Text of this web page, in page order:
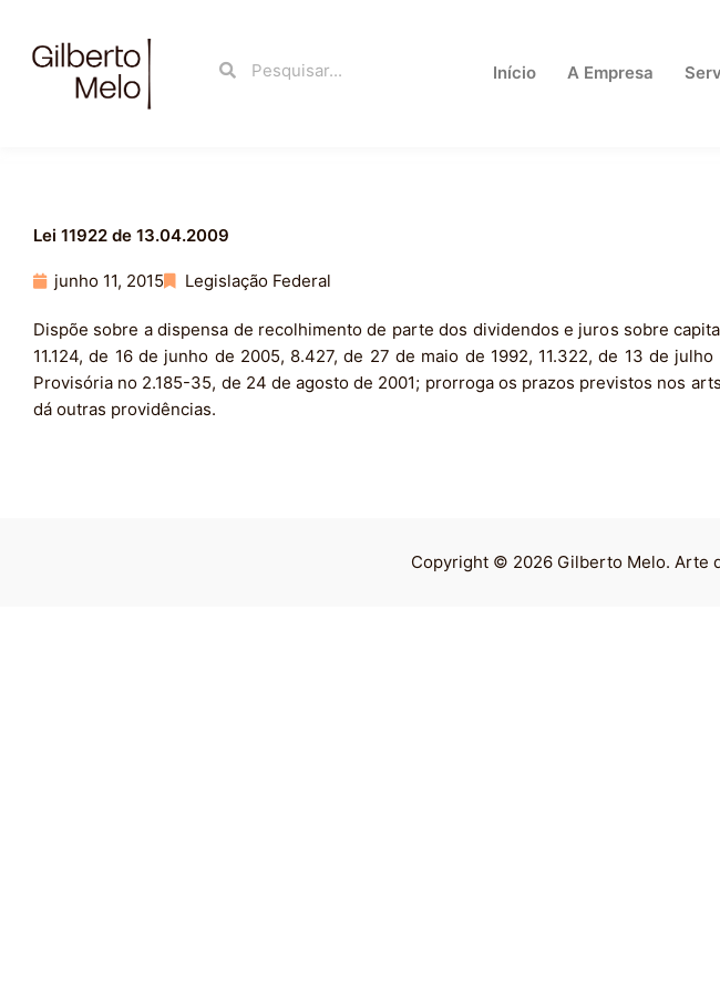
SearchSearch
Início A Empresa
Lei 11922 de 13.04.2009
junho 11, 2015 Legislação Federal
Dispõe sobre a dispensa de recolhimento de parte dos dividendos e juros sobre
11.124, de 16 de junho de 2005, 8.427, de 27 de maio de 1992, 11.322, de 13 de
Provisória no 2.185-35, de 24 de agosto de 2001; prorroga os prazos previstos nos
dá outras providências.
Copyright © 2026 Gilberto Melo. Arte